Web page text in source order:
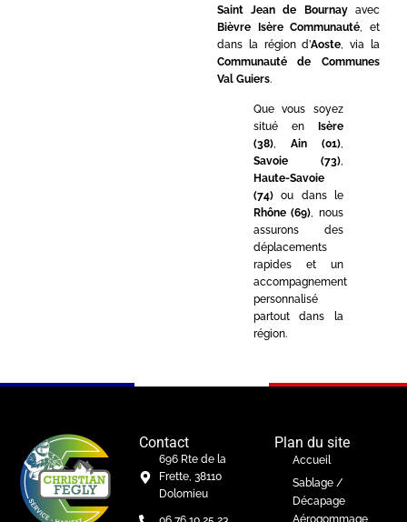
Saint Jean de Bournayavec
Bièvre Isère Communauté , et
dans la région d’Aoste , via la
Communauté de Communes
Val Guiers.
Que vous soyez
situé en
Isère
(38), Ain (01),
Savoie (73),
Haute-Savoie
(74)ou dans le
Rhône (69), nous
assurons des
déplacements
rapides et un
accompagnement
personnalisé
partout dans la
région.
Contact
696 Rte de la
Frette, 38110
Dolomieu
Plan du site
Accueil
Sablage /
Décapage